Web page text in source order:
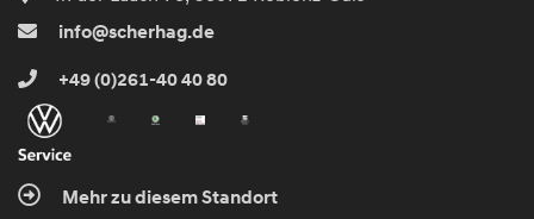
info@scherhag.de
+49 (0)261-40 40 80
Mehr zu diesem Standort